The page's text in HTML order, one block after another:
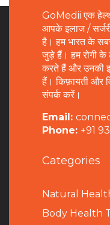
GoMedii एक
आपके इलाज /
है। हम भारत के
जुड़े हैं। हम रोगी के
करते हैं और उनकी
हैं। किफ़ायती और
संपर्क करें।
Email:
Phone: +91
Categories
Natural
Body Health